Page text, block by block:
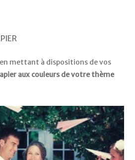
mettant à dispositions de vos
aux couleurs de votre thème